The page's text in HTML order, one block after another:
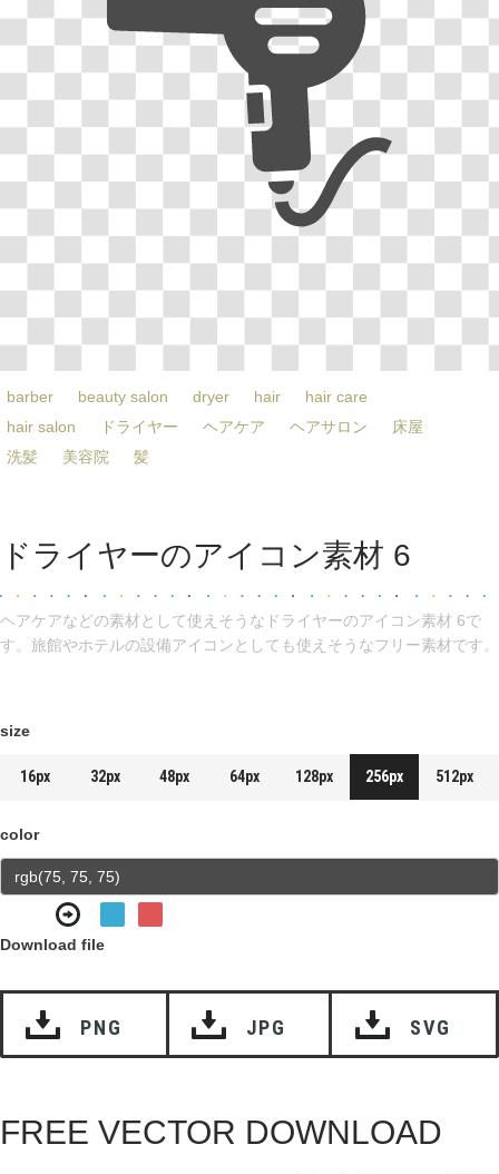
barber beauty salon dryer hair
hair care
hair salon
ドライヤー ヘアケア ヘアサロン
床屋
洗髪
美容院 髪
ドライヤーのアイコン素材 6
ヘアケアなどの素材として使えそうなドライヤーのアイコン素材 6で
す。旅館やホテルの設備アイコンとしても使えそうなフリー素材です。
size
16px 32px 48px 64px 128px 256px 512px
color
Download file
PNG JPG SVG
FREE VECTOR DOWNLOAD